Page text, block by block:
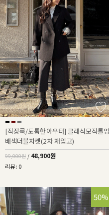
[직장룩/도톰한아우터] 클래식모직롤업
배색더블자켓(2차 재입고)
99,000원 / 48,900원
리뷰 : 0
50%